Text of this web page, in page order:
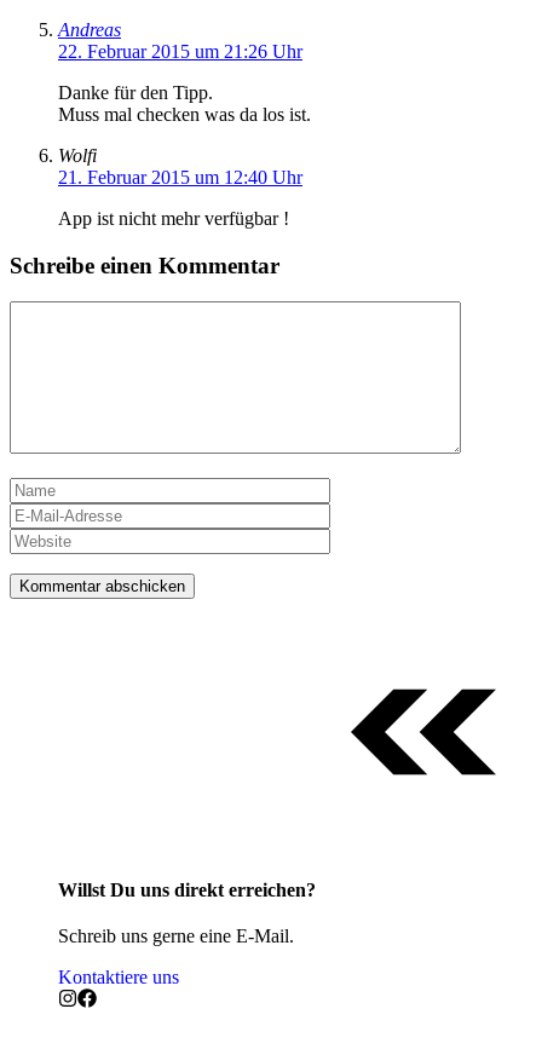
Andreas
22. Februar 2015 um 21:26 Uhr
Danke für den Tipp.
Muss mal checken was da los ist.
Wolfi
21. Februar 2015 um 12:40 Uhr
App ist nicht mehr verfügbar !
Schreibe einen Kommentar
Name
Mail-
Adresse
Willst Du uns direkt erreichen?
Schreib uns gerne eine E-Mail.
Kontaktiere uns